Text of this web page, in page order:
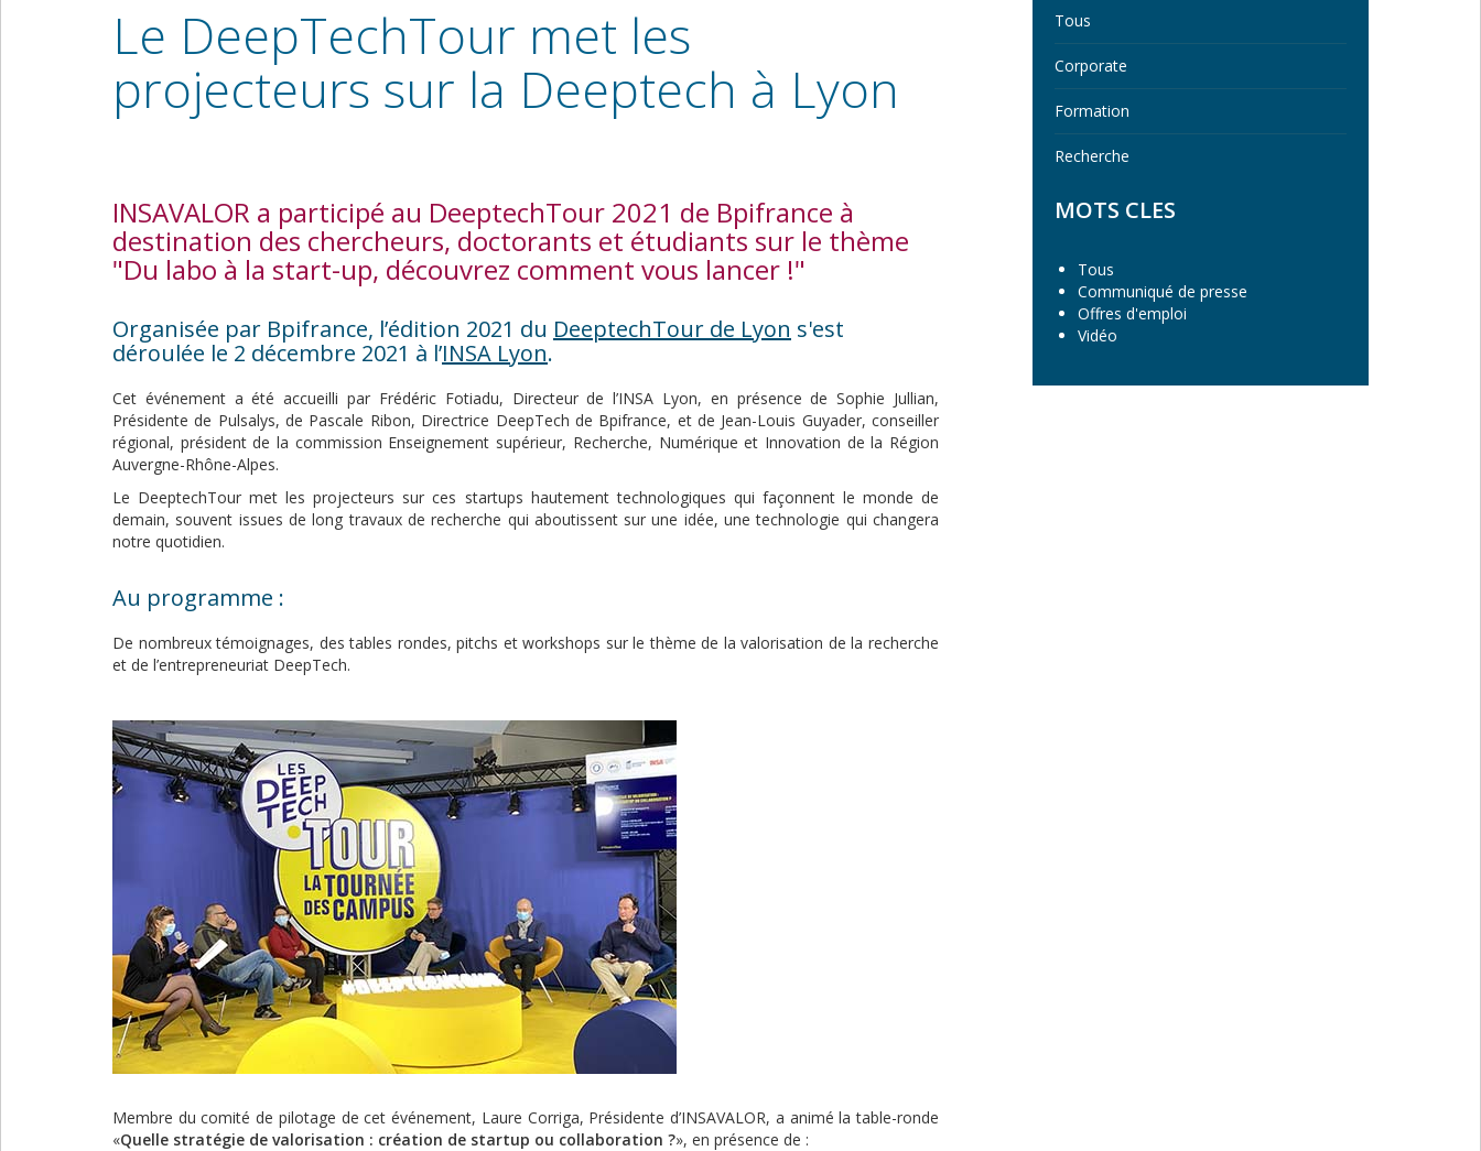
Le DeepTechTour met les
projecteurs sur la Deeptech à Lyon
INSAVALOR a participé au DeeptechTour 2021 de Bpifrance à
destination des chercheurs, doctorants et étudiants sur le thème
"Du labo à la start-up, découvrez comment vous lancer !"
Organisée par Bpifrance, l’édition 2021 du DeeptechTour de Lyon s'est
déroulée le 2 décembre 2021 à l’INSA Lyon.
Cet événement a été accueilli par Frédéric Fotiadu, Directeur de l’INSA Lyon, en présence de Sophie Jullian,
Présidente de Pulsalys, de Pascale Ribon, Directrice DeepTech de Bpifrance, et de Jean-Louis Guyader, conseiller
régional, président de la commission Enseignement supérieur, Recherche, Numérique et Innovation de la Région
Auvergne-Rhône-Alpes.
Le DeeptechTour met les projecteurs sur ces startups hautement technologiques qui façonnent le monde de
demain, souvent issues de long travaux de recherche qui aboutissent sur une idée, une technologie qui changera
notre quotidien.
Au programme :
De nombreux témoignages, des tables rondes, pitchs et workshops sur le thème de la valorisation de la recherche
et de l’entrepreneuriat DeepTech.
Membre du comité de pilotage de cet événement, Laure Corriga, Présidente d’INSAVALOR, a animé la table-ronde
«Quelle stratégie de valorisation : création de startup ou collaboration ?», en présence de :
Tous
Corporate
Formation
Recherche
MOTS CLES
Tous
Communiqué de presse
Offres d'emploi
Vidéo